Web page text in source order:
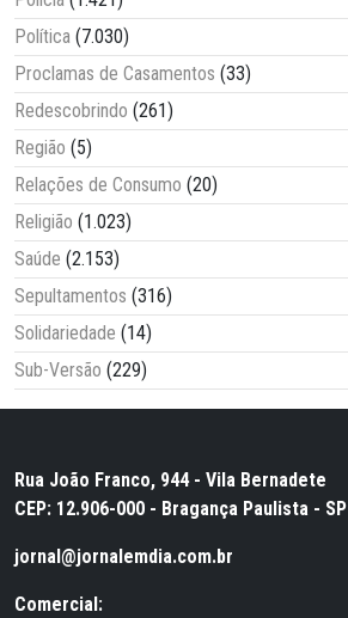
Política (7.030)
Proclamas de Casamentos (33)
Redescobrindo (261)
Região (5)
Relações de Consumo (20)
Religião (1.023)
Saúde (2.153)
Sepultamentos (316)
Solidariedade (14)
Sub-Versão (229)
Rua João Franco, 944 - Vila Bernadete
CEP: 12.906-000 - Bragança Paulista - SP
jornal@jornalemdia.com.br
Comercial: